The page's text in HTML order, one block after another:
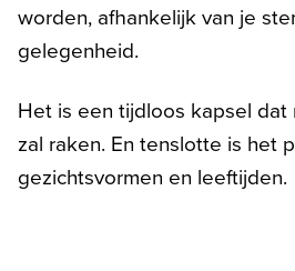
worden, afhankelijk van je
gelegenheid.
Het is een tijdloos kapsel
zal raken. En tenslotte is het
gezichtsvormen en leeftijden.